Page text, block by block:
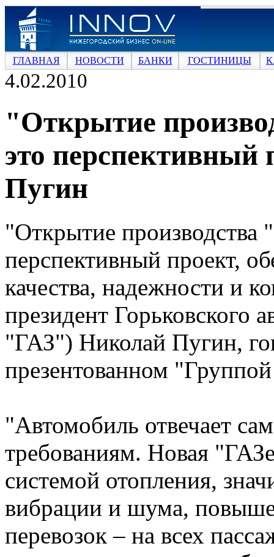
ГЛАВНАЯ НОВОСТИ БАНКИ ГОСТИНИЦЫ
4.02.2010
"Открытие
это
Пугин
"Открытие производства
перспективный проект,
качества, надежности и
президент Горьковского
"ГАЗ") Николай Пугин,
презентованном
"Автомобиль отвечает
требованиям. Новая
системой отопления,
вибрации и шума,
перевозок – на всех